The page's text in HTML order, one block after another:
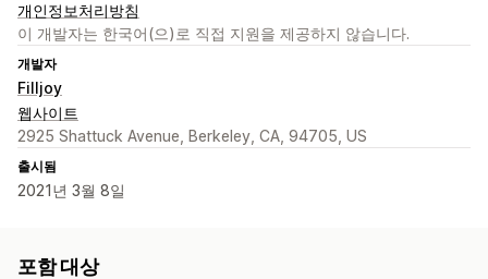
개인정보처리방침
이 개발자는 한국어(으)로 직접 지원을 제공하지 않습니다.
개발자
Filljoy
웹사이트
2925 Shattuck Avenue, Berkeley, CA, 94705, US
출시됨
2021년 3월 8일
포함 대상